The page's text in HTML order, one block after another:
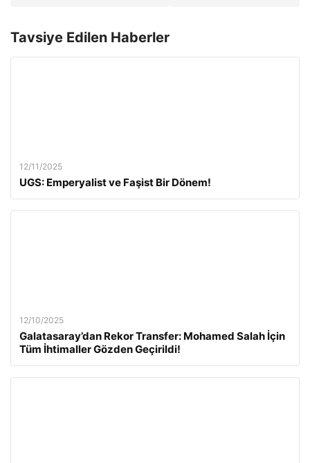
Tavsiye Edilen Haberler
12/11/2025
UGS: Emperyalist ve Faşist Bir Dönem!
12/10/2025
Galatasaray’dan Rekor Transfer: Mohamed Salah İçin
Tüm İhtimaller Gözden Geçirildi!